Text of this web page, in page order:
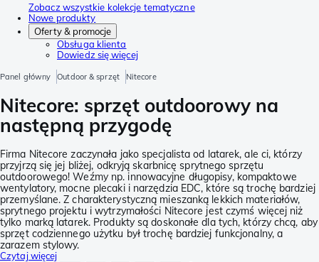
Zobacz wszystkie kolekcje tematyczne
Nowe produkty
Oferty & promocje
Obsługa klienta
Dowiedz się więcej
Panel główny Outdoor & sprzęt Nitecore
Nitecore: sprzęt outdoorowy na
następną przygodę
Firma Nitecore zaczynała jako specjalista od latarek, ale ci, którzy
przyjrzą się jej bliżej, odkryją skarbnicę sprytnego sprzętu
outdoorowego! Weźmy np. innowacyjne długopisy, kompaktowe
wentylatory, mocne plecaki i narzędzia EDC, które są trochę bardziej
przemyślane. Z charakterystyczną mieszanką lekkich materiałów,
sprytnego projektu i wytrzymałości Nitecore jest czymś więcej niż
tylko marką latarek. Produkty są doskonałe dla tych, którzy chcą, aby
sprzęt codziennego użytku był trochę bardziej funkcjonalny, a
zarazem stylowy.
Czytaj więcej